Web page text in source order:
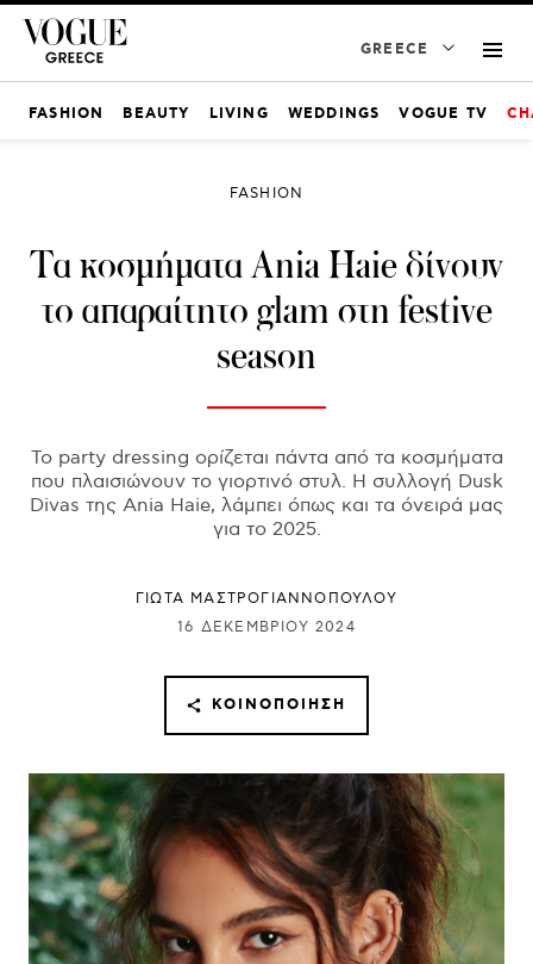
GREECE
FASHION BEAUTY LIVING WEDDINGS VOGUE TV
FASHION
Τα κοσμήματα Ania Haie δίνουν
το απαραίτητο glam στη festive
season
Το party dressing ορίζεται πάντα από τα κοσμήματα
που πλαισιώνουν το γιορτινό στυλ. Η συλλογή Dusk
Divas της Ania Haie, λάμπει όπως και τα όνειρά μας
για το 2025.
ΓΙΩΤΑ ΜΑΣΤΡΟΓΙΑΝΝΟΠΟΥΛΟΥ
16 ΔΕΚΕΜΒΡΊΟΥ 2024
ΚΟΙΝΟΠΟΊΗΣΗ